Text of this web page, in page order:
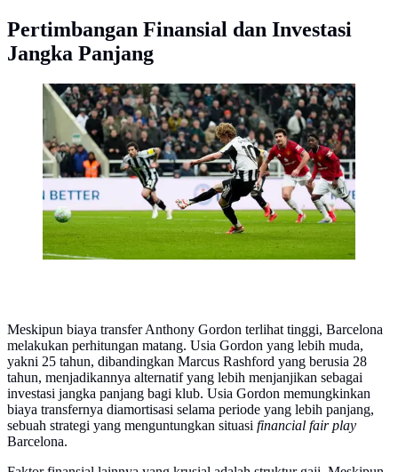
Pertimbangan Finansial dan Investasi
Jangka Panjang
MU bahkan harus kebobolan terlebih dahulu melalui
gol penalti Anthony Gordon pada menit ke-45+6. (AP
Photo/PA/Owen Humphreys)
Meskipun biaya transfer Anthony Gordon terlihat tinggi, Barcelona
melakukan perhitungan matang. Usia Gordon yang lebih muda,
yakni 25 tahun, dibandingkan Marcus Rashford yang berusia 28
tahun, menjadikannya alternatif yang lebih menjanjikan sebagai
investasi jangka panjang bagi klub. Usia Gordon memungkinkan
biaya transfernya diamortisasi selama periode yang lebih panjang,
sebuah strategi yang menguntungkan situasi financial fair play
Barcelona.